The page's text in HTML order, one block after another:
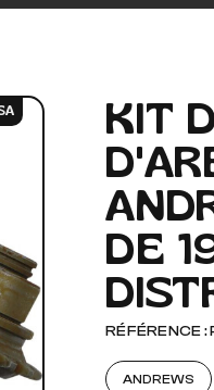
DIVERS
ET CARENAGES
ET FIXATIONS
HUILES, PRODUIT
BOUGIES
BATTERIES
OUTILLAGE
VISSERIE
KIT
DE
RÉFÉRENCE
ANDREWS